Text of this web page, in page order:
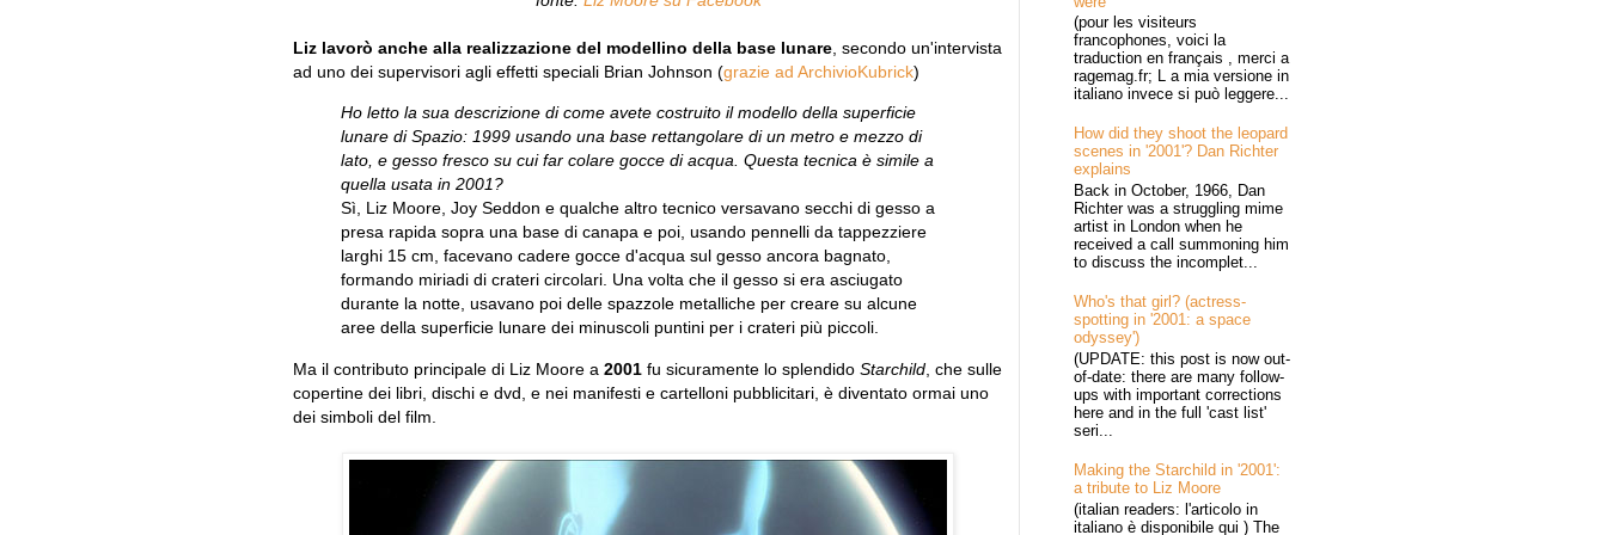
Liz lavorò anche alla realizzazione del modellino della base lunare , secondo un'intervista
ad uno dei supervisori agli effetti speciali Brian Johnson (grazie ad ArchivioKubrick)
Ho letto la sua descrizione di come avete costruito il modello della superficie
lunare di Spazio: 1999 usando una base rettangolare di un metro e mezzo di
lato, e gesso fresco su cui far colare gocce di acqua. Questa tecnica è simile a
quella usata in 2001?
Sì, Liz Moore, Joy Seddon e qualche altro tecnico versavano secchi di gesso a
presa rapida sopra una base di canapa e poi, usando pennelli da tappezziere
larghi 15 cm, facevano cadere gocce d'acqua sul gesso ancora bagnato,
formando miriadi di crateri circolari. Una volta che il gesso si era asciugato
durante la notte, usavano poi delle spazzole metalliche per creare su alcune
aree della superficie lunare dei minuscoli puntini per i crateri più piccoli.
Ma il contributo principale di Liz Moore a 2001 fu sicuramente lo splendido Starchild , che sulle
copertine dei libri, dischi e dvd, e nei manifesti e cartelloni pubblicitari, è diventato ormai uno
dei simboli del film.
(pour les visiteurs
francophones, voici la
traduction en français , merci a
ragemag.fr; L a mia versione in
italiano invece si può leggere...
How did they shoot the leopard
scenes in '2001'? Dan Richter
explains
Back in October, 1966, Dan
Richter was a struggling mime
artist in London when he
received a call summoning him
to discuss the incomplet...
Who's that girl? (actress-
spotting in '2001: a space
odyssey')
(UPDATE: this post is now out-
of-date: there are many follow-
ups with important corrections
here and in the full 'cast list'
seri...
Making the Starchild in '2001':
a tribute to Liz Moore
(italian readers: l'articolo in
italiano è disponibile qui ) The